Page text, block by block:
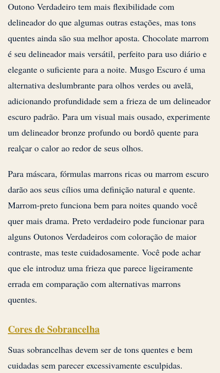
Outono Verdadeiro tem mais flexibilidade com
delineador do que algumas outras estações, mas tons
quentes ainda são sua melhor aposta. Chocolate marrom
é seu delineador mais versátil, perfeito para uso diário e
elegante o suficiente para a noite. Musgo Escuro é uma
alternativa deslumbrante para olhos verdes ou avelã,
adicionando profundidade sem a frieza de um delineador
escuro padrão. Para um visual mais ousado, experimente
um delineador bronze profundo ou bordô quente para
realçar o calor ao redor de seus olhos.
Para máscara, fórmulas marrons ricas ou marrom escuro
darão aos seus cílios uma definição natural e quente.
Marrom-preto funciona bem para noites quando você
quer mais drama. Preto verdadeiro pode funcionar para
alguns Outonos Verdadeiros com coloração de maior
contraste, mas teste cuidadosamente. Você pode achar
que ele introduz uma frieza que parece ligeiramente
errada em comparação com alternativas marrons
quentes.
Cores de Sobrancelha
Suas sobrancelhas devem ser de tons quentes e bem
cuidadas sem parecer excessivamente esculpidas.